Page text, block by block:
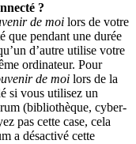
?
de moi lors de votre
que pendant une durée
d’autre utilise votre
ordinateur. Pour
de moi lors de la
si vous utilisez un
(bibliothèque, cyber-
pas cette case, cela
a désactivé cette